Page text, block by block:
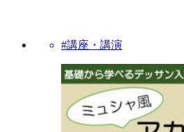
#講座・講演